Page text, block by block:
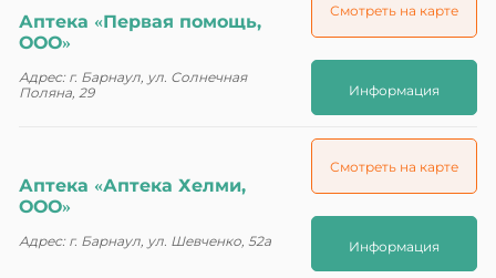
Аптека «Первая помощь,
ООО»
Адрес: г. Барнаул, ул. Солнечная
Поляна, 29
Смотреть на карте
Информация
Аптека «Аптека Хелми,
ООО»
Адрес: г. Барнаул, ул. Шевченко, 52а
Смотреть на карте
Информация